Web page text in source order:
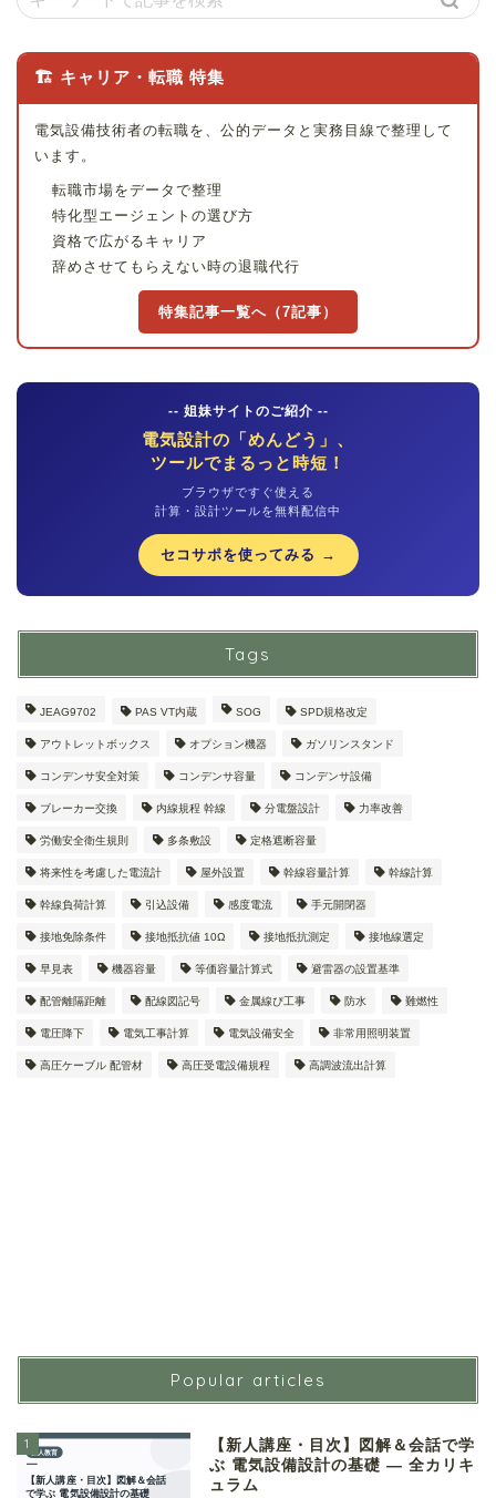
🏗 キャリア・転職 特集
電気設備技術者の転職を、公的データと実務目線で整理して
います。
転職市場をデータで整理
特化型エージェントの選び方
資格で広がるキャリア
辞めさせてもらえない時の退職代行
特集記事一覧へ（7記事）
-- 姐妹サイトのご紹介 --
電気設計の「めんどう」、
ツールでまるっと時短！
ブラウザですぐ使える
計算・設計ツールを無料配信中
セコサポを使ってみる →
Tags
JEAG9702 PAS VT内蔵 SOG SPD規格改定
アウトレットボックス オプション機器 ガソリンスタンド
コンデンサ安全対策 コンデンサ容量 コンデンサ設備
ブレーカー交換 内線規程 幹線 分電盤設計 力率改善
労働安全衛生規則 多条敷設 定格遮断容量
将来性を考慮した電流計 屋外設置 幹線容量計算 幹線計算
幹線負荷計算 引込設備 感度電流 手元開閉器
接地免除条件 接地抵抗値 10Ω 接地抵抗測定 接地線選定
早見表 機器容量 等価容量計算式 避雷器の設置基準
配管離隔距離 配線図記号 金属線ぴ工事 防水 難燃性
電圧降下 電気工事計算 電気設備安全 非常用照明装置
高圧ケーブル 配管材 高圧受電設備規程 高調波流出計算
Popular articles
1
【新人講座・目次】図解＆会話で学
ぶ 電気設備設計の基礎 ― 全カリキ
ュラム